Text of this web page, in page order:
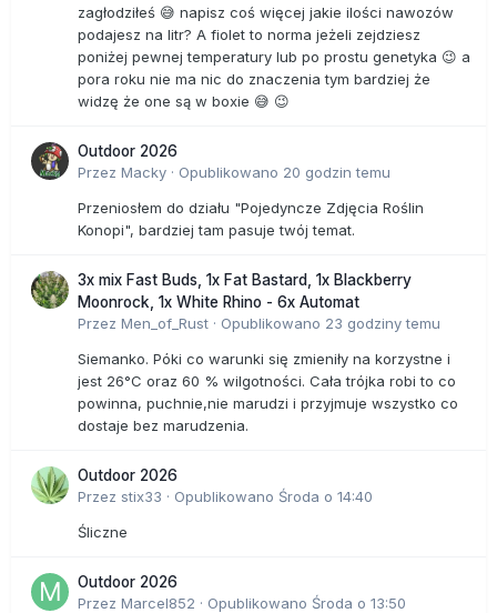
zagłodziłeś 😅 napisz coś więcej jakie ilości nawozów
podajesz na litr? A fiolet to norma jeżeli zejdziesz
poniżej pewnej temperatury lub po prostu genetyka 😉 a
pora roku nie ma nic do znaczenia tym bardziej że
widzę że one są w boxie 😅 😉
Outdoor 2026
Przez Macky · Opublikowano 20 godzin temu
Przeniosłem do działu "Pojedyncze Zdjęcia Roślin
Konopi", bardziej tam pasuje twój temat.
3x mix Fast Buds, 1x Fat Bastard, 1x Blackberry
Moonrock, 1x White Rhino - 6x Automat
Przez Men_of_Rust · Opublikowano 23 godziny temu
Siemanko. Póki co warunki się zmieniły na korzystne i
jest 26°C oraz 60 % wilgotności. Cała trójka robi to co
powinna, puchnie,nie marudzi i przyjmuje wszystko co
dostaje bez marudzenia.
Outdoor 2026
Przez stix33 · Opublikowano Środa o 14:40
Śliczne
Outdoor 2026
Przez Marcel852 · Opublikowano Środa o 13:50